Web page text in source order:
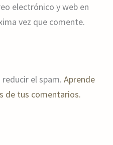
electrónico y web en
vez que comente.
el spam. Aprende
de tus comentarios.